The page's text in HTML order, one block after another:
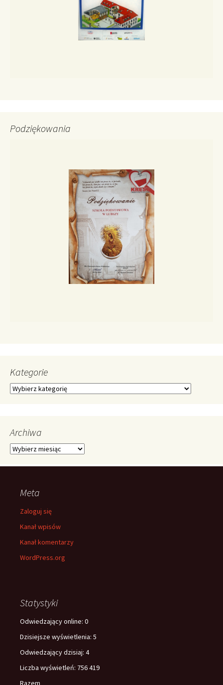
Podziękowania
Kategorie
Kategorie
Archiwa
Archiwa
Meta
Zaloguj się
Kanał wpisów
Kanał komentarzy
WordPress.org
Statystyki
Odwiedzający online: 0
Dzisiejsze wyświetlenia: 5
Odwiedzający dzisiaj: 4
Liczba wyświetleń: 756 419
Razem